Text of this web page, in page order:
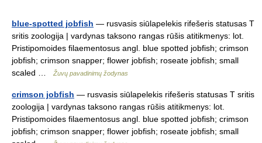
blue-spotted jobfish — rusvasis siūlapelekis rifešeris statusas T
sritis zoologija | vardynas taksono rangas rūšis atitikmenys: lot.
Pristipomoides filaementosus angl. blue spotted jobfish; crimson
jobfish; crimson snapper; flower jobfish; roseate jobfish; small
scaled …
Žuvų pavadinimų žodynas
crimson jobfish — rusvasis siūlapelekis rifešeris statusas T sritis
zoologija | vardynas taksono rangas rūšis atitikmenys: lot.
Pristipomoides filaementosus angl. blue spotted jobfish; crimson
jobfish; crimson snapper; flower jobfish; roseate jobfish; small